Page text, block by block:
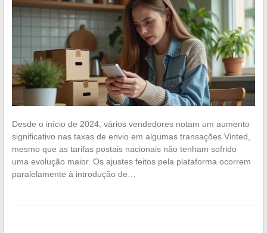
Desde o início de 2024, vários vendedores notam um aumento
significativo nas taxas de envio em algumas transações Vinted,
mesmo que as tarifas postais nacionais não tenham sofrido
uma evolução maior. Os ajustes feitos pela plataforma ocorrem
paralelamente à introdução de…